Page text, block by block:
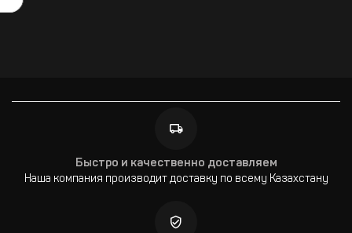
Быстро и качественно доставляем
Наша компания производит доставку по всему Казахстану